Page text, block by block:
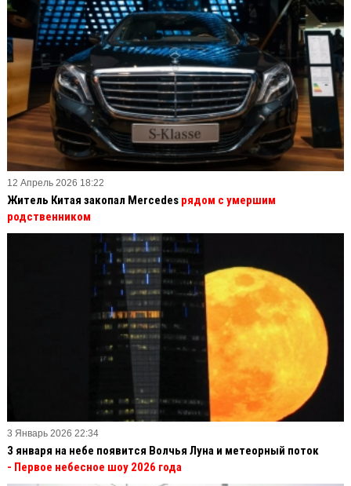
12 Апрель 2026 18:22
Житель Китая закопал Mercedes рядом с умершим
родственником
3 Январь 2026 22:34
3 января на небе появится Волчья Луна и метеорный поток
- Первое небесное шоу 2026 года